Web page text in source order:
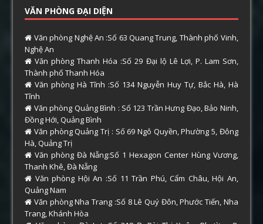
VĂN PHÒNG ĐẠI DIỆN
Văn phòng Nghệ An :Số 63 Quang Trung, Thành phố Vinh,
Nghệ An
Văn phòng Thanh Hóa :Số 29 Đại lộ Lê Lợi, P. Lam Sơn,
Thành phố Thanh Hóa
Văn phòng Hà Tĩnh :Số 134 Nguyễn Huy Tự, Bắc Hà, Hà
Tĩnh
Văn phòng Quảng Bình : Số 123 Trần Hưng Đạo, Bảo Ninh,
Đồng Hới, Quảng Bình
Văn phòng Quảng Trị : Số 69 Ngô Quyền, Phường 5, Đông
Hà, Quảng Trị
Văn phòng Đà Nẵng:Số 1 Hexagon Center Hùng Vương,
Thanh Khê, Đà Nẵng
Văn phòng Hội An :Số 11 Trần Phú, Cẩm Châu, Hội An,
Quảng Nam
Văn phòng Nha Trang :Số 8 Lê Quý Đôn, Phước Tiến, Nha
Trang, Khánh Hòa